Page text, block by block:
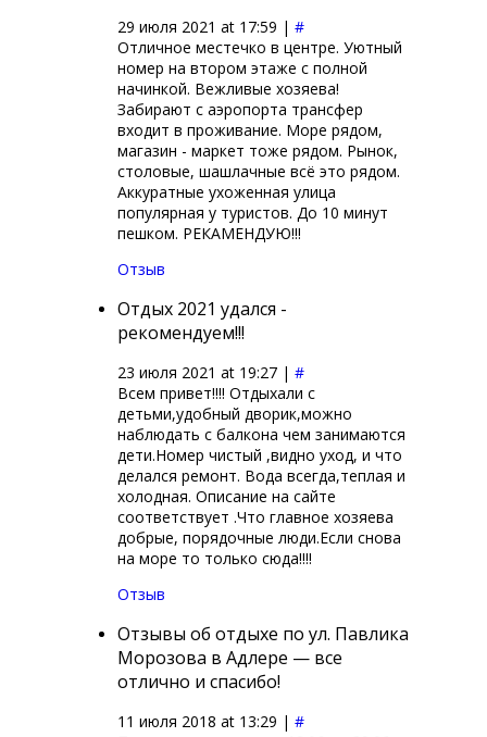
29 июля 2021 at 17:59 | #
Отличное местечко в центре. Уютный
номер на втором этаже с полной
начинкой. Вежливые хозяева!
Забирают с аэропорта трансфер
входит в проживание. Море рядом,
магазин - маркет тоже рядом. Рынок,
столовые, шашлачные всё это рядом.
Аккуратные ухоженная улица
популярная у туристов. До 10 минут
пешком. РЕКАМЕНДУЮ!!!
Отзыв
Отдых 2021 удался -
рекомендуем!!!
23 июля 2021 at 19:27 | #
Всем привет!!!! Отдыхали с
детьми,удобный дворик,можно
наблюдать с балкона чем занимаются
дети.Номер чистый ,видно уход, и что
делался ремонт. Вода всегда,теплая и
холодная. Описание на сайте
соответствует .Что главное хозяева
добрые, порядочные люди.Если снова
на море то только сюда!!!!
Отзыв
Отзывы об отдыхе по ул. Павлика
Морозова в Адлере — все
отлично и спасибо!
11 июля 2018 at 13:29 | #